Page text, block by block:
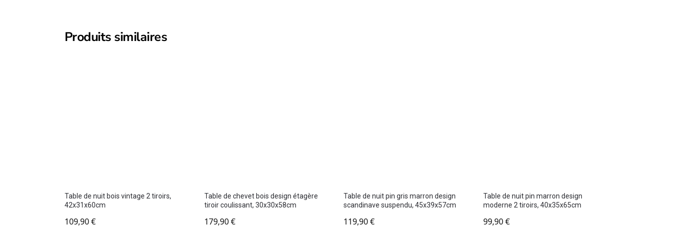
Produits similaires
Table de nuit bois vintage 2 tiroirs,
42x31x60cm
109,90€
Table de chevet bois design étagère
tiroir coulissant, 30x30x58cm
179,90€
Table de nuit pin gris marron design
scandinave suspendu, 45x39x57cm
119,90€
Table de nuit pin marron design
moderne 2 tiroirs, 40x35x65cm
99,90€